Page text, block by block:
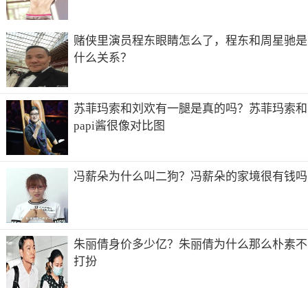
而白色相关的颜色会使人自觉的保持厨房的卫生干净明亮，
有利于家庭成员的关系和谐，起到家庭关系和睦的作用。
赌侠里演员程东眼睛怎么了，程东和周星驰是
什么关系？
苏菲玛索和刘欢有一腿是真的吗？苏菲玛索和
papi酱很像对比图
冯薪朵为什么叫二狗？冯薪朵的家境很有钱吗
朱丽倩身价多少亿？朱丽倩为什么那么朴素不
打扮